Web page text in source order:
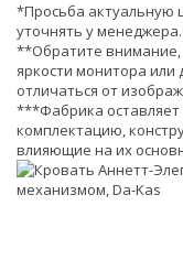
*Просьба актуальную
уточнять у менеджера.
**Обратите внимание,
яркости монитора или
отличаться от
***Фабрика оставляет
комплектацию,
влияющие на их